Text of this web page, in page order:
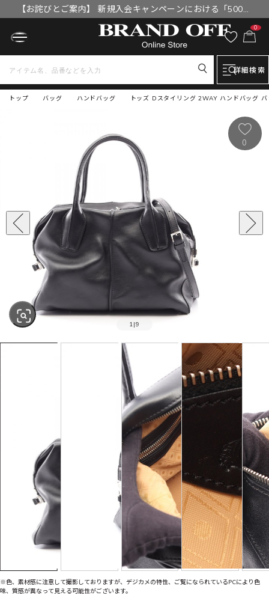
【お詫びとご案内】 新規入会キャンペーンにおける「500円
OFFクーポン」付与漏れと補填について
0
詳細検索
トップ トッズ Dスタイリング 2WAY ハンドバッグ
バッグ ハンドバッグ
1 |9
0
※色、素材感に注意して撮影しておりますが、デジカメの特性、ご覧になられているPCにより色
味、質感が異なって見える可能性がございます。